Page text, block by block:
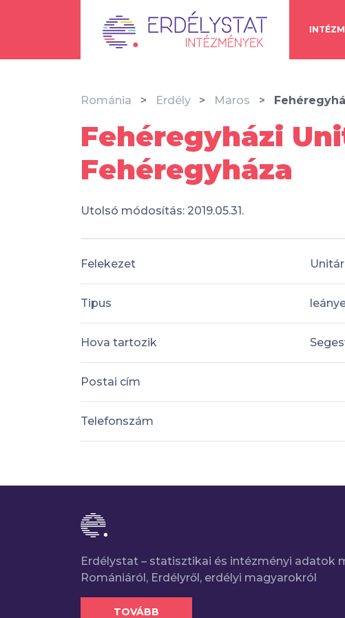
Románia Erdély Maros
Fehéregyházi
Fehéregyháza
Utolsó módosítás: 2019.05.31.
Felekezet
Tipus
Hova tartozik
Postai cím
Telefonszám
Erdélystat – statisztikai és intézményi adatok
Romániáról, Erdélyről, erdélyi magyarokról
TOVÁBB